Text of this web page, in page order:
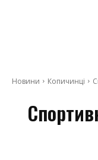
Новини Копичинці